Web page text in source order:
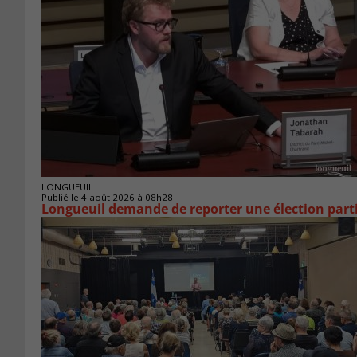
LONGUEUIL
Publié le 4 août 2026 à 08h28
Longueuil demande de reporter une élection